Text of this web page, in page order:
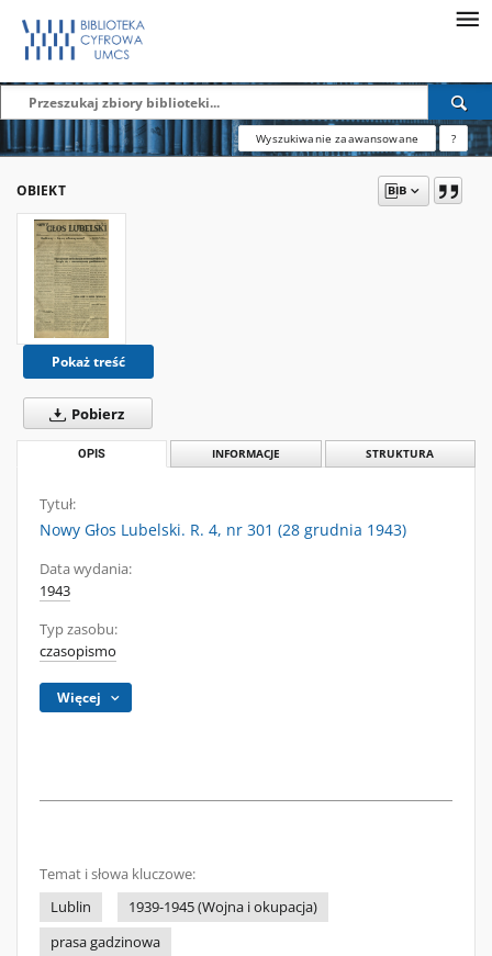
Wyszukiwanie zaawansowane ?
OBIEKT
Pokaż treść
Pobierz
OPIS INFORMACJE STRUKTURA
Tytuł:
Nowy Głos Lubelski. R. 4, nr 301 (28 grudnia 1943)
Data wydania:
1943
Typ zasobu:
czasopismo
Więcej
Temat i słowa kluczowe:
Lublin
1939-1945 (Wojna i okupacja)
prasa gadzinowa